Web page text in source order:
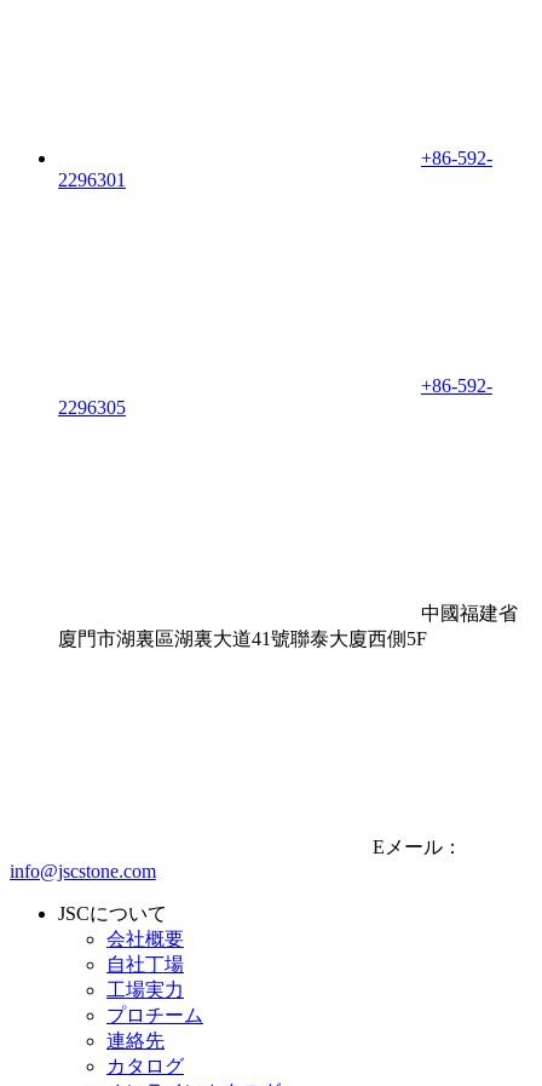
+86-592-
2296301
+86-592-
2296305
中國福建省
廈門市湖裏區湖裏大道41號聯泰大廈西側5F
Eメール：
info@jscstone.com
JSCについて
会社概要
自社丁場
工場実力
プロチーム
連絡先
カタログ